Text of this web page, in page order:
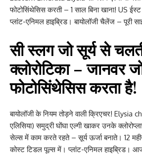
फोटोसिंथेसिस करती – 1 साल बिना खाना! US
प्लांट-एनिमल हाइब्रिड। बायोलॉजी चैलेंज – पूरी
सी स्लग जो सूर्य से
क्लोरोटिका – जानवर
फोटोसिंथेसिस करता है!
बायोलॉजी के नियम तोड़ने वाली क्रिएचर! Elysia
एलिसिया) समुद्री घोंघा एल्गी खाकर उनके
सेल्स में काम करते रहते – सूर्य ऊर्जा बनाते। 12
कोस्ट टिडल पूल्स में। प्लांट-एनिमल हाइब्रिड।